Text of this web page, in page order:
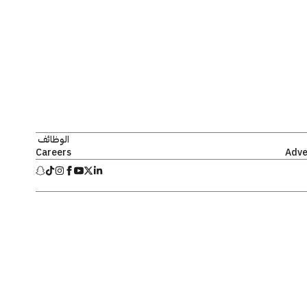
الوظائف
Careers